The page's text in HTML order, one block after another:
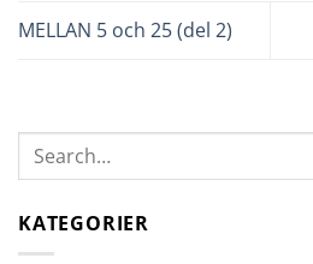
MELLAN 5 och 25 (del 2)
KATEGORIER